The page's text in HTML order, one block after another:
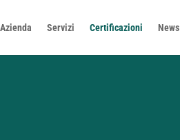
Azienda Servizi Certificazioni News